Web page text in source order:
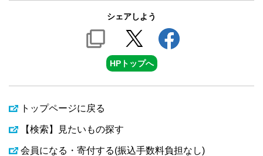
シェアしよう
HPトップへ
トップページに戻る
【検索】見たいもの探す
会員になる・寄付する(振込手数料負担なし)